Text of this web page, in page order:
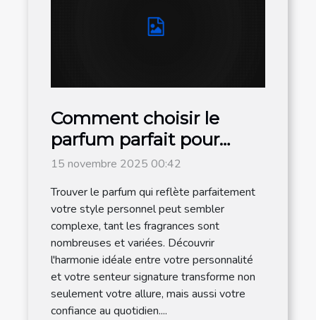
Comment choisir le
parfum parfait pour
votre style personnel ?
15 novembre 2025 00:42
Trouver le parfum qui reflète parfaitement
votre style personnel peut sembler
complexe, tant les fragrances sont
nombreuses et variées. Découvrir
l'harmonie idéale entre votre personnalité
et votre senteur signature transforme non
seulement votre allure, mais aussi votre
confiance au quotidien....